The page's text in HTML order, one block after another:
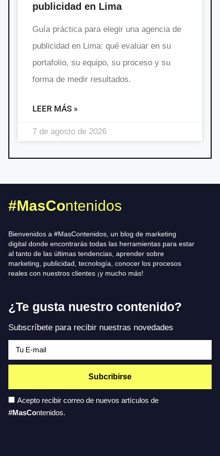
publicidad en Lima
Guía práctica para elegir una agencia de
publicidad en Lima: qué evaluar en su
portafolio, su equipo, su proceso y su
forma de medir resultados.
LEER MÁS »
7 de agosto de 2026
#MasContenidos
Bienvenidos a #MasContenidos, un blog de marketing
digital donde encontrarás todas las herramientas para estar
al tanto de las últimas tendencias, aprender sobre
marketing, publicidad, tecnología, conocer los procesos
reales con nuestros clientes ¡y mucho más!
¿Te gusta nuestro contenido?
Subscríbete para recibir nuestras novedades
Acepto recibir correo de nuevos artículos de
#MasContenidos.
Subcribirse